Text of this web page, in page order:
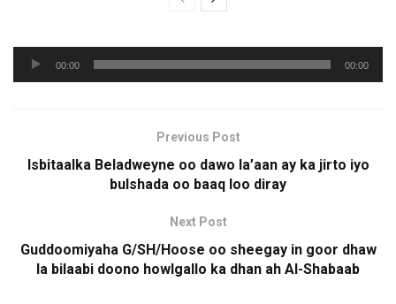
Audio
Player
00:00 00:00
Previous Post
Isbitaalka Beladweyne oo dawo la’aan ay ka jirto iyo
bulshada oo baaq loo diray
Next Post
Guddoomiyaha G/SH/Hoose oo sheegay in goor dhaw
la bilaabi doono howlgallo ka dhan ah Al-Shabaab